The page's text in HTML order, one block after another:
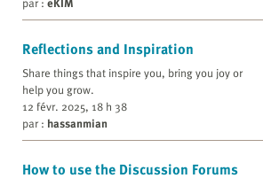
Reflections and Inspiration
Share things that inspire you, bring you joy or
help you grow.
12 févr. 2025, 18 h 38
par : hassanmian
How to use the Discussion Forums